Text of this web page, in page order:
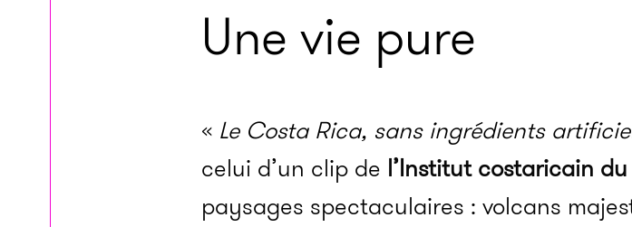
Une vie pure
« Le Costa Rica, sans ingrédients
celui d’un clip de l’Institut costaricain
paysages spectaculaires : volcans